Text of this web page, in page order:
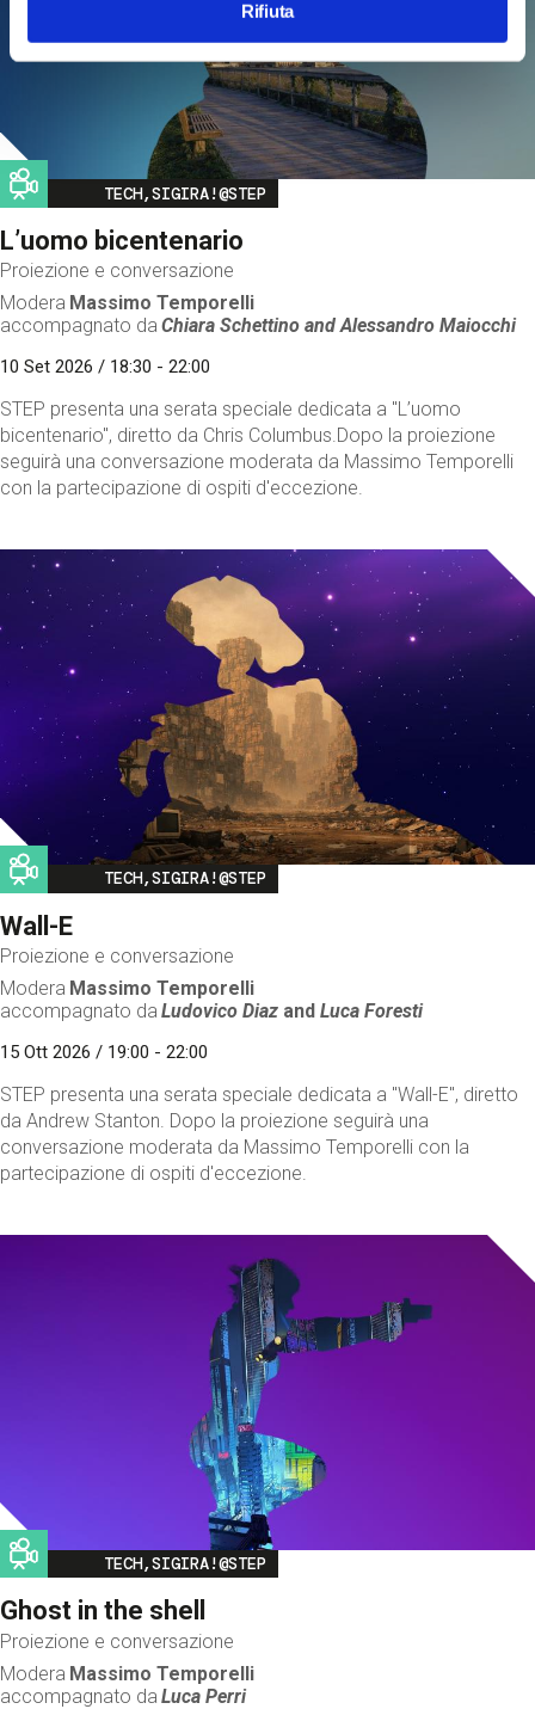
Rifiuta
Image
TECH,SIGIRA!@STEP
L’uomo bicentenario
Proiezione e conversazione
Modera Massimo Temporelli
accompagnato da Chiara Schettino andAlessandro Maiocchi
10 Set 2026 / 18:30 - 22:00
STEP presenta una serata speciale dedicata a "L’uomo
bicentenario", diretto da Chris Columbus.Dopo la proiezione
seguirà una conversazione moderata da Massimo Temporelli
con la partecipazione di ospiti d'eccezione.
Image
TECH,SIGIRA!@STEP
Wall-E
Proiezione e conversazione
Modera Massimo Temporelli
accompagnato da Ludovico Diaz andLuca Foresti
15 Ott 2026 / 19:00 - 22:00
STEP presenta una serata speciale dedicata a "Wall-E", diretto
da Andrew Stanton. Dopo la proiezione seguirà una
conversazione moderata da Massimo Temporelli con la
partecipazione di ospiti d'eccezione.
Image
TECH,SIGIRA!@STEP
Ghost in the shell
Proiezione e conversazione
Modera Massimo Temporelli
accompagnato da Luca Perri